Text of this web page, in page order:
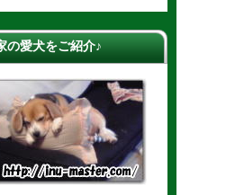
の愛犬をご紹介♪